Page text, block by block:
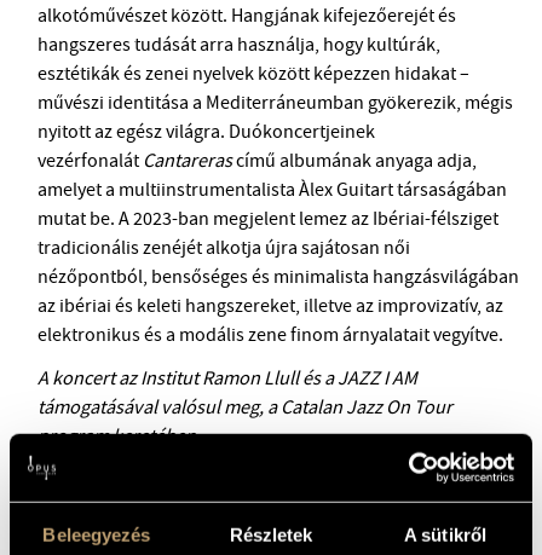
Beleegyezés Részletek A sütikről
BMC NEMZETKÖZI CIMBALOMVERSENY 2019
alkotóművészet között. Hangjának kifejezőerejét és
hangszeres tudását arra használja, hogy kultúrák,
esztétikák és zenei nyelvek között képezzen hidakat –
művészi identitása a Mediterráneumban gyökerezik, mégis
nyitott az egész világra. Duókoncertjeinek
vezérfonalát Cantarerascímű albumának anyaga adja,
amelyet a multiinstrumentalista Àlex Guitart társaságában
mutat be. A 2023-ban megjelent lemez az Ibériai-félsziget
tradicionális zenéjét alkotja újra sajátosan női
nézőpontból, bensőséges és minimalista hangzásvilágában
az ibériai és keleti hangszereket, illetve az improvizatív, az
elektronikus és a modális zene finom árnyalatait vegyítve.
A koncert az Institut Ramon Llull és a JAZZ I AM
támogatásával valósul meg, a Catalan Jazz On Tour
program keretében.